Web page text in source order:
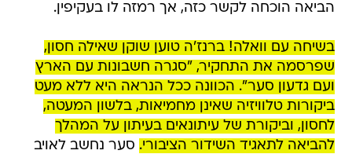
הביאה הוכחה לקשר כזה, אך רמזה לו בעקיפין.
בשיחה עם וואלה! ברנז'ה טוען שוקן שאילה חסון,
שפרסמה את התחקיר, "סגרה חשבונות עם הארץ
ועם גדעון סער". הכוונה ככל הנראה היא ללא מעט
ביקורות טלוויזיה שאינן מחמיאות, בלשון המעטה,
לחסון, וביקורת של עיתונאים בעיתון על המהלך
להביאה לתאגיד השידור הציבורי. סער נחשב לאויב